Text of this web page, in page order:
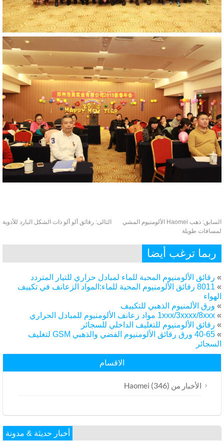
ذهب Haomei الألومنيوم المشي
طويلة
التالى: رقائق ألو ألو ذات الشكل البارد للأدوية
ربما ترغب أيضا
رقائق الألومنيوم المحبة للماء لمبادل حراري للتيار المتردد
8011 رقائق الألومنيوم المحبة للماء:المواد الزعانف في تكييف
ورق الألمنيوم الذهبي للتكييف
1xxx/3xxxx/8xxx مواد زعانف الألومنيوم للمبادل الحراري
رقائق الألومنيوم للتغليف الداخلي للسجائر
40-65 ورق رقائق الألومنيوم الفضي والذهبي GSM لتغليف
الاقسام
الأخبار من Haomei(346)
أخبار حديثة & مدونة